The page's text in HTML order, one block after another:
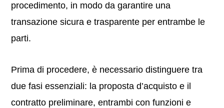
procedimento, in modo da garantire una
transazione sicura e trasparente per entrambe le
parti.
Prima di procedere, è necessario distinguere tra
due fasi essenziali: la proposta d’acquisto e il
contratto preliminare, entrambi con funzioni e